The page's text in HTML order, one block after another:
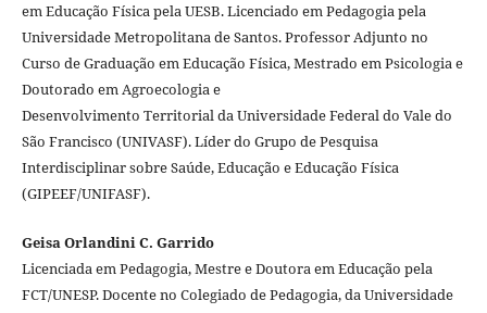
em Educação Física pela UESB. Licenciado em Pedagogia pela
Universidade Metropolitana de Santos. Professor Adjunto no
Curso de Graduação em Educação Física, Mestrado em Psicologia e
Doutorado em Agroecologia e
Desenvolvimento Territorial da Universidade Federal do Vale do
São Francisco (UNIVASF). Líder do Grupo de Pesquisa
Interdisciplinar sobre Saúde, Educação e Educação Física
(GIPEEF/UNIFASF).
Geisa Orlandini C. Garrido
Licenciada em Pedagogia, Mestre e Doutora em Educação pela
FCT/UNESP. Docente no Colegiado de Pedagogia, da Universidade